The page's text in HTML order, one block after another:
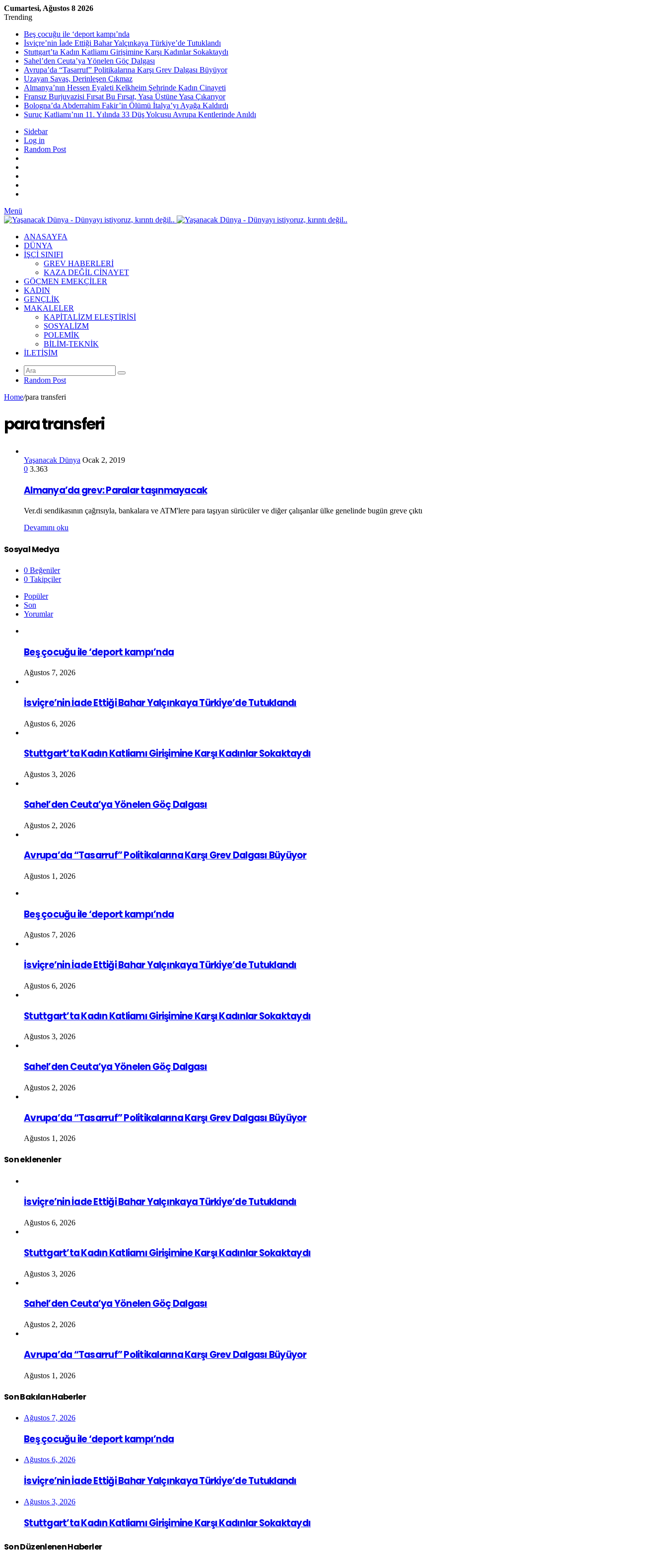
Cumartesi, Ağustos 8 2026
Trending
Beş çocuğu ile ‘deport kampı’nda
İsviçre’nin İade Ettiği Bahar Yalçınkaya Türkiye’de Tutuklandı
Stuttgart’ta Kadın Katliamı Girişimine Karşı Kadınlar Sokaktaydı
Sahel’den Ceuta’ya Yönelen Göç Dalgası
Avrupa’da “Tasarruf” Politikalarına Karşı Grev Dalgası Büyüyor
Uzayan Savaş, Derinleşen Çıkmaz
Almanya’nın Hessen Eyaleti Kelkheim Şehrinde Kadın Cinayeti
Fransız Burjuvazisi Fırsat Bu Fırsat, Yasa Üstüne Yasa Çıkarıyor
Bologna’da Abderrahim Fakir’in Ölümü İtalya’yı Ayağa Kaldırdı
Suruç Katliamı’nın 11. Yılında 33 Düş Yolcusu Avrupa Kentlerinde Anıldı
Sidebar
Log in
Random Post
Menü
ANASAYFA
DÜNYA
İŞÇİ SINIFI
GREV HABERLERİ
KAZA DEĞİL CİNAYET
GÖÇMEN EMEKÇİLER
KADIN
GENÇLİK
MAKALELER
KAPİTALİZM ELEŞTİRİSİ
SOSYALİZM
POLEMİK
BİLİM-TEKNİK
ILETIŞIM
Random Post
Home/para transferi
para transferi
Yaşanacak Dünya Ocak 2, 2019
0 3.363
Almanya’da grev: Paralar taşınmayacak
Ver.di sendikasının çağrısıyla, bankalara ve ATM'lere para taşıyan sürücüler ve diğer çalışanlar ülke genelinde bugün greve çıktı
Devamını oku
Sosyal Medya
0 Beğeniler
0 Takipçiler
Popüler
Son
Yorumlar
Beş çocuğu ile ‘deport kampı’nda
Ağustos 7, 2026
İsviçre’nin İade Ettiği Bahar Yalçınkaya Türkiye’de Tutuklandı
Ağustos 6, 2026
Stuttgart’ta Kadın Katliamı Girişimine Karşı Kadınlar Sokaktaydı
Ağustos 3, 2026
Sahel’den Ceuta’ya Yönelen Göç Dalgası
Ağustos 2, 2026
Avrupa’da “Tasarruf” Politikalarına Karşı Grev Dalgası Büyüyor
Ağustos 1, 2026
Beş çocuğu ile ‘deport kampı’nda
Ağustos 7, 2026
İsviçre’nin İade Ettiği Bahar Yalçınkaya Türkiye’de Tutuklandı
Ağustos 6, 2026
Stuttgart’ta Kadın Katliamı Girişimine Karşı Kadınlar Sokaktaydı
Ağustos 3, 2026
Sahel’den Ceuta’ya Yönelen Göç Dalgası
Ağustos 2, 2026
Avrupa’da “Tasarruf” Politikalarına Karşı Grev Dalgası Büyüyor
Ağustos 1, 2026
Son eklenenler
İsviçre’nin İade Ettiği Bahar Yalçınkaya Türkiye’de Tutuklandı
Ağustos 6, 2026
Stuttgart’ta Kadın Katliamı Girişimine Karşı Kadınlar Sokaktaydı
Ağustos 3, 2026
Sahel’den Ceuta’ya Yönelen Göç Dalgası
Ağustos 2, 2026
Avrupa’da “Tasarruf” Politikalarına Karşı Grev Dalgası Büyüyor
Ağustos 1, 2026
Son Bakılan Haberler
Ağustos 7, 2026
Beş çocuğu ile ‘deport kampı’nda
Ağustos 6, 2026
İsviçre’nin İade Ettiği Bahar Yalçınkaya Türkiye’de Tutuklandı
Ağustos 3, 2026
Stuttgart’ta Kadın Katliamı Girişimine Karşı Kadınlar Sokaktaydı
Son Düzenlenen Haberler